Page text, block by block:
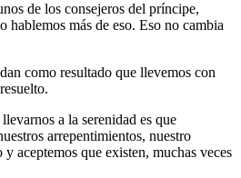
de los consejeros del príncipe,
hablemos más de eso. Eso no cambia
como resultado que llevemos con
a la serenidad es que
arrepentimientos, nuestro
aceptemos que existen, muchas veces